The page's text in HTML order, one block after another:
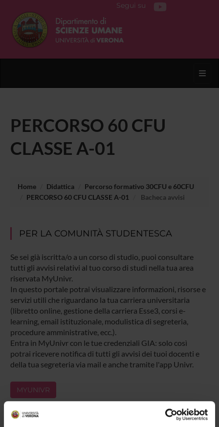
Segui su
PERCORSO 60 CFU
CLASSE A-01
Home Didattica
Percorso formativo 30CFU e 60CFU
PERCORSO 60 CFU CLASSE A-01
Bacheca avvisi
PER LA COMUNITÀ STUDENTESCA
Se sei già iscritta/o a un corso di studio, puoi consultare
tutti gli avvisi relativi al tuo corso di studi nella tua area
riservata MyUnivr.
In questo portale potrai visualizzare informazioni, risorse e
servizi utili che riguardano la tua carriera universitaria
(libretto online, gestione della carriera Esse3, corsi e-
learning, email istituzionale, modulistica di segreteria,
procedure amministrative, ecc.).
Entra in MyUnivr con le tue credenziali GIA: solo così
potrai ricevere notifica di tutti gli avvisi dei tuoi docenti e
della tua segreteria via mail e anche tramite l'app Univr.
MYUNIVR